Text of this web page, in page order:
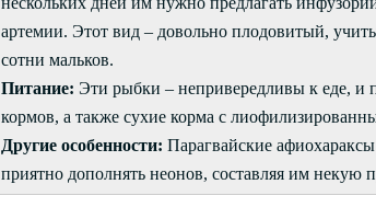
артемии. Этот вид – довольно плодовитый,
сотни мальков.
Питание: Эти рыбки – непривередливы к еде,
кормов, а также сухие корма с
Другие особенности:Парагвайские
приятно дополнять неонов, составляя им некую